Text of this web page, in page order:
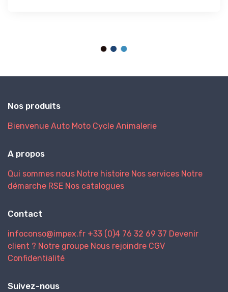
Nos produits
Bienvenue Auto Moto Cycle Animalerie
A propos
Qui sommes nous Notre histoire Nos services Notre
démarche RSE Nos catalogues
Contact
infoconso@impex.fr +33 (0)4 76 32 69 37 Devenir
client ? Notre groupe Nous rejoindre CGV
Confidentialité
Suivez-nous